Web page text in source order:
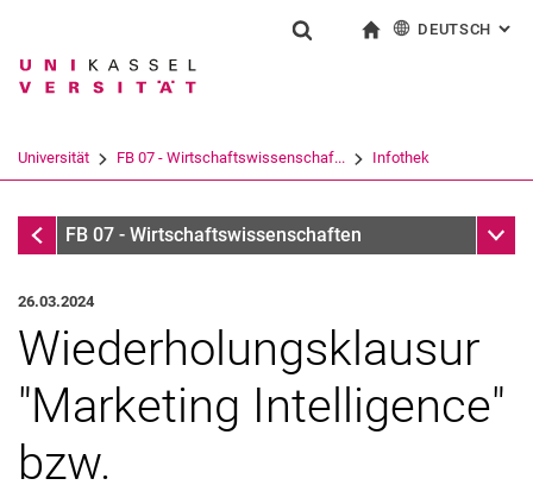
Springe direkt zu: Inhalt
Springe direkt zu: Suche
Springe direkt zu:
Suchbegriff
Suchen (öffnet externen Link in einem
DEUTSCH :
Universität FB 07 - Wirtschaftswissenschaf... Infothek
InfothekFB 07 - Wirtschaftswissenschaften
26.03.2024
Wiederholungsklausur
"Marketing Intelligence"
bzw.